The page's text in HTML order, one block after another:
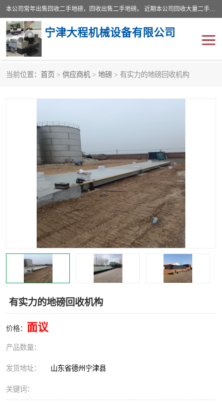
本公司常年出售回收二手地磅，回收出售二手地磅。 近期本公司回收大量二手地磅，型号齐全，宽度从2米到3.5米，长度5米到25米，承重吨位从10到200吨，成色7—9成新。 ? 使用年限6个月至2年，产品来源于个人闲置品，工矿企业停用品，因小换大而来。 精准度和新的一样， 二手地磅是内行人的选择，打个电话就省钱朋友您好等什么
宁津大程机械设备有限公司
当前位置： 首页 > 供应商机 > 地磅 > 有实力的地磅回收机构
有实力的地磅回收机构
价格： 面议
产品数量：
发货地址： 山东省德州宁津县
关键词：
装载机电子秤 输送机
半自动输送机 全自动输送机
冷却塔 食品螺旋塔
撕碎机 木材撕碎机
塑料撕碎机 金属撕碎机